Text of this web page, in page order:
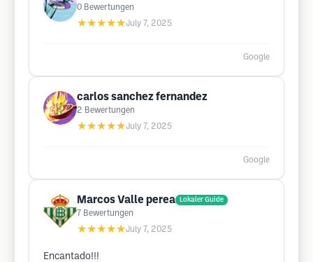
0 Bewertungen
★★★★★July 7, 2025
Google
carlos sanchez fernandez
2 Bewertungen
★★★★★July 7, 2025
Google
Marcos Valle perea Lokaler Guide
7 Bewertungen
★★★★★July 7, 2025
Encantado!!!